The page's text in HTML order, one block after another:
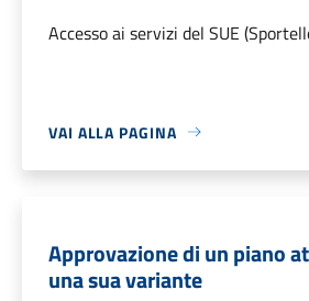
Accesso ai servizi del SUE
VAI ALLA PAGINA
Approvazione di un piano
una sua variante